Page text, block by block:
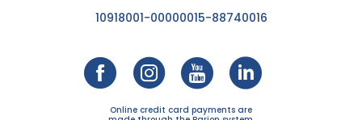
10918001-00000015-88740016
Online credit card payments are